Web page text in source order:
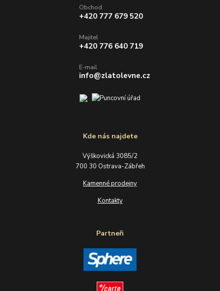
Kde nás najdete
Výškovická 3085/2
700 30 Ostrava-Zábřeh
Kamenné prodejny
Kontakty
Partneři
Obchod
+420 777 679 520
Majitel
+420 776 640 719
E-mail
info@zlatolevne.cz